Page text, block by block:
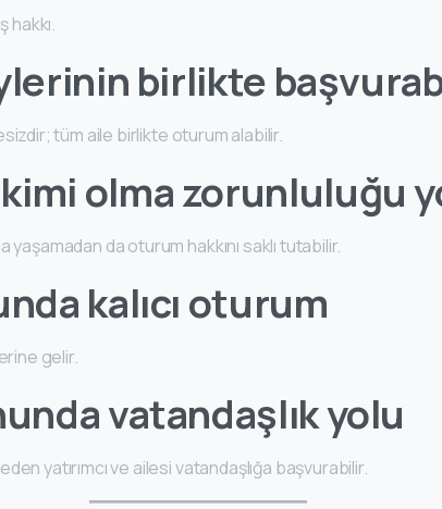
hakkı.
birlikte
tüm aile birlikte oturum alabilir.
olma zorunluluğu
yaşamadan da oturum hakkını saklı tutabilir.
kalıcı oturum
gelir.
vatandaşlık yolu
yatırımcı ve ailesi vatandaşlığa başvurabilir.